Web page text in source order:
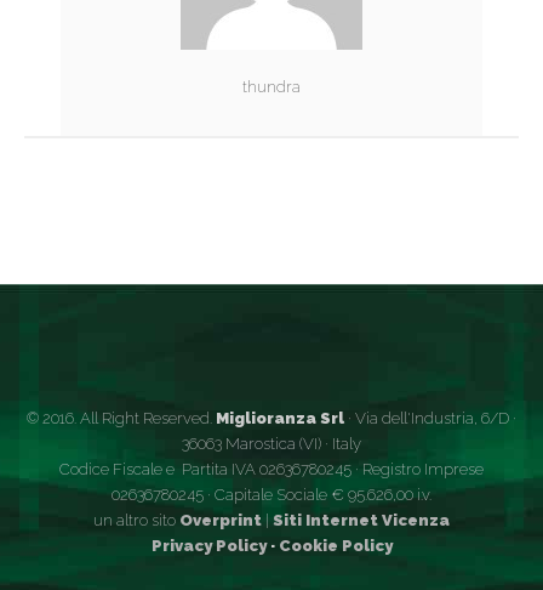
thundra
© 2016. All Right Reserved. Miglioranza Srl · Via dell'Industria, 6/D ·
36063 Marostica (VI) · Italy
Codice Fiscale e Partita IVA 02636780245 · Registro Imprese
02636780245 · Capitale Sociale € 95.626,00 i.v.
un altro sito Overprint Siti Internet Vicenza
Privacy Policy · Cookie Policy